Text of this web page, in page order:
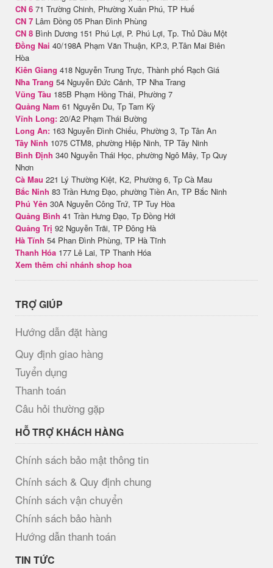
CN 6 71 Trường Chinh, Phường Xuân Phú, TP Huế
CN 7 Lâm Đồng 05 Phan Đình Phùng
CN 8 Bình Dương 151 Phú Lợi, P. Phú Lợi, Tp. Thủ Dầu Một
Đồng Nai 40/198A Phạm Văn Thuận, KP.3, P.Tân Mai Biên
Hòa
Kiên Giang 418 Nguyễn Trung Trực, Thành phố Rạch Giá
Nha Trang 54 Nguyễn Đức Cảnh, TP Nha Trang
Vũng Tàu 185B Phạm Hồng Thái, Phường 7
Quảng Nam 61 Nguyễn Du, Tp Tam Kỳ
Vĩnh Long: 20/A2 Phạm Thái Bường
Long An: 163 Nguyễn Đình Chiểu, Phường 3, Tp Tân An
Tây Ninh 1075 CTM8, phường Hiệp Ninh, TP Tây Ninh
Bình Định 340 Nguyễn Thái Học, phường Ngô Mây, Tp Quy
Nhơn
Cà Mau 221 Lý Thường Kiệt, K2, Phường 6, Tp Cà Mau
Bắc Ninh 83 Trần Hưng Đạo, phường Tiền An, TP Bắc Ninh
Phú Yên 30A Nguyễn Công Trứ, TP Tuy Hòa
Quảng Bình 41 Trần Hưng Đạo, Tp Đồng Hới
Quảng Trị 92 Nguyễn Trãi, TP Đông Hà
Hà Tĩnh 54 Phan Đình Phùng, TP Hà Tĩnh
Thanh Hóa 177 Lê Lai, TP Thanh Hóa
Xem thêm chi nhánh shop hoa
TRỢ GIÚP
Hướng dẫn đặt hàng
Quy định giao hàng
Tuyển dụng
Thanh toán
Câu hỏi thường gặp
HỖ TRỢ KHÁCH HÀNG
Chính sách bảo mật thông tin
Chính sách & Quy định chung
Chính sách vận chuyển
Chính sách bảo hành
Hướng dẫn thanh toán
TIN TỨC